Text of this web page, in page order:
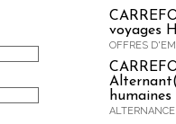
voyages
OFFRES